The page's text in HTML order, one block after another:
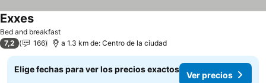
Bed and breakfast
ExxesVer precios
7,2 166 a 1.3 km de: Centro de la ciudad
Elige fechas para ver los precios exactos
Ver precios